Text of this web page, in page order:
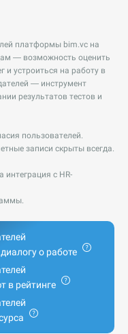
платформы bim.vc на
— возможность оценить
и устроиться на работу в
— инструмент
результатов тестов и
пользователей.
записи скрыты всегда.
с HR-
о работе
в рейтинге